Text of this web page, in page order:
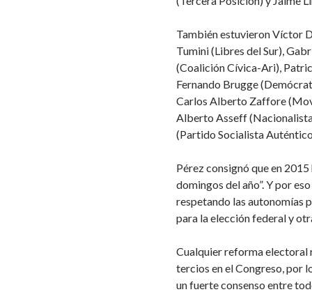
También estuvieron Víctor
Tumini (Libres del Sur),
(Coalición Cívica-Ari),
Fernando Brugge
Carlos Alberto Zaffore
Alberto Asseff
(Partido Socialista
Pérez consignó que en
domingos del año”. Y por
respetando las autonomías
para la elección federal y
Cualquier reforma electoral
tercios en el Congreso, por
un fuerte consenso entre